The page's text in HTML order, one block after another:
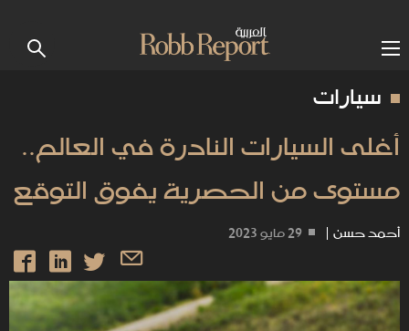
سيارات
أغلى السيارات النادرة في العالم..
مستوى من الحصرية يفوق التوقع
أحمد حسن | 29 مايو 2023